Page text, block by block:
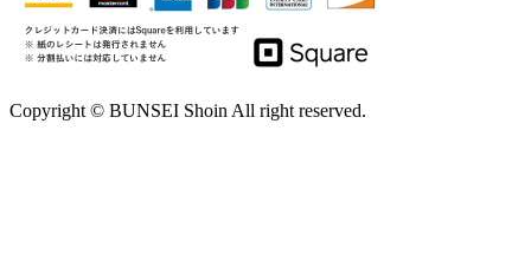
Copyright © BUNSEI Shoin All right reserved.